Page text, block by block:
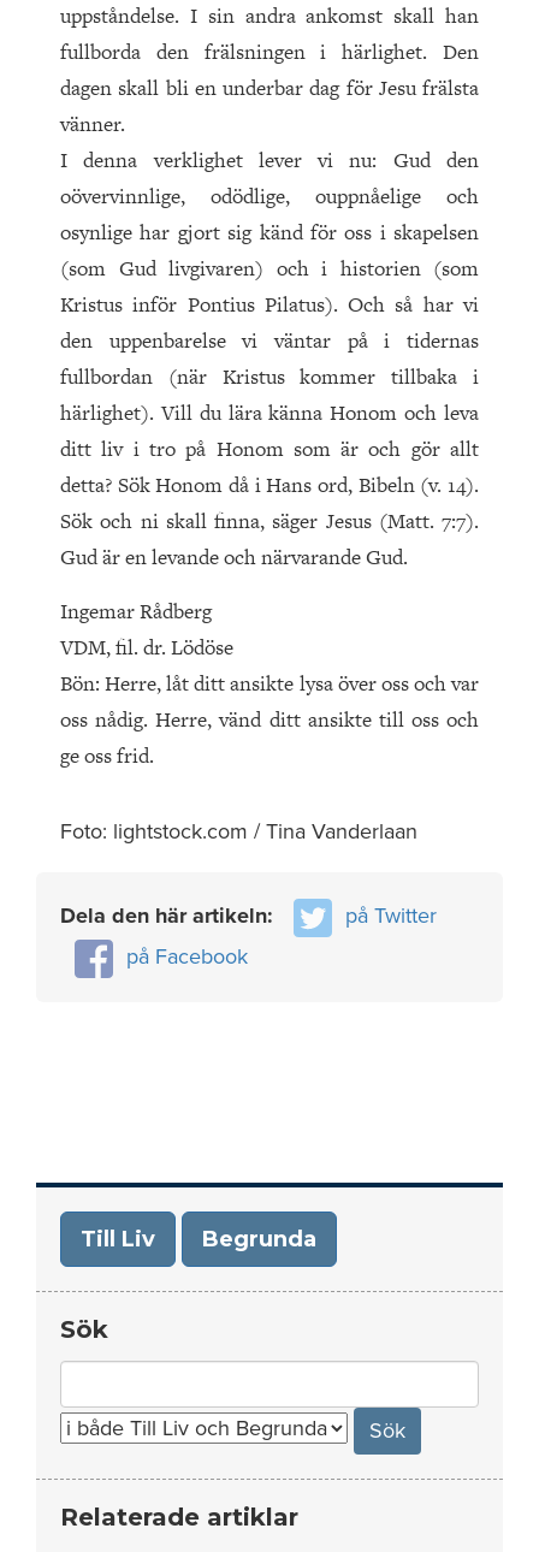
uppståndelse. I sin andra ankomst skall han
fullborda den frälsningen i härlighet. Den
dagen skall bli en underbar dag för Jesu frälsta
vänner.
I denna verklighet lever vi nu: Gud den
oövervinnlige, odödlige, ouppnåelige och
osynlige har gjort sig känd för oss i skapelsen
(som Gud livgivaren) och i historien (som
Kristus inför Pontius Pilatus). Och så har vi
den uppenbarelse vi väntar på i tidernas
fullbordan (när Kristus kommer tillbaka i
härlighet). Vill du lära känna Honom och leva
ditt liv i tro på Honom som är och gör allt
detta? Sök Honom då i Hans ord, Bibeln (v. 14).
Sök och ni skall finna, säger Jesus (Matt. 7:7).
Gud är en levande och närvarande Gud.
Ingemar Rådberg
VDM, fil. dr. Lödöse
Bön: Herre, låt ditt ansikte lysa över oss och var
oss nådig. Herre, vänd ditt ansikte till oss och
ge oss frid.
Foto: lightstock.com / Tina Vanderlaan
Dela den här artikeln:
på Twitter
på Facebook
Till Liv Begrunda
Sök
for:
Relaterade artiklar